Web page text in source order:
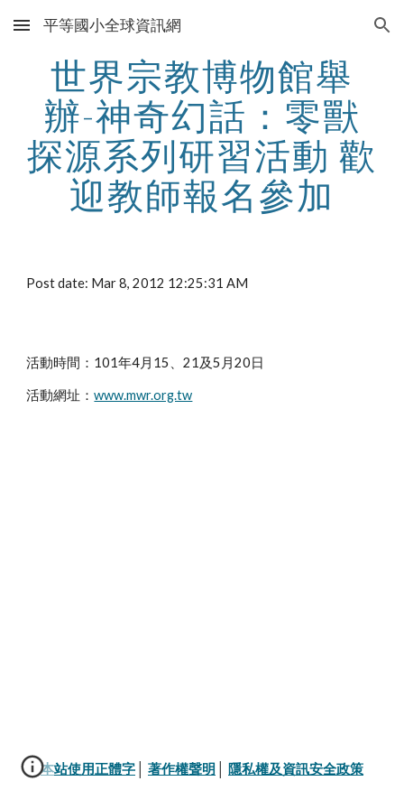
Skip to main content Skip to navigation
平等國小全球資訊網
世界宗教博物館舉
辦-神奇幻話：零獸
探源系列研習活動 歡
迎教師報名參加
Post date: Mar 8, 2012 12:25:31 AM
活動時間：101年4月15、21及5月20日
活動網址：www.mwr.org.tw
本站使用正體字 著作權聲明 隱私權及資訊安全政策